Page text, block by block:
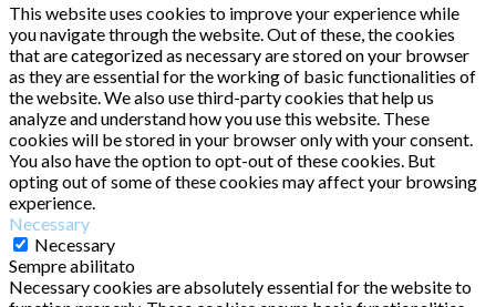
This website uses cookies to improve your experience while
you navigate through the website. Out of these, the cookies
that are categorized as necessary are stored on your browser
as they are essential for the working of basic functionalities of
the website. We also use third-party cookies that help us
analyze and understand how you use this website. These
cookies will be stored in your browser only with your consent.
You also have the option to opt-out of these cookies. But
opting out of some of these cookies may affect your browsing
experience.
Necessary
Necessary
Sempre abilitato
Necessary cookies are absolutely essential for the website to